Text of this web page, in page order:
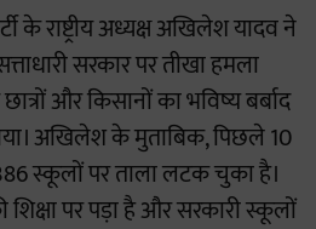
के राष्ट्रीय अध्यक्ष अखिलेश यादव ने
सरकार पर तीखा हमला
और किसानों का भविष्य बर्बाद
अखिलेश के मुताबिक, पिछले 10
स्कूलों पर ताला लटक चुका है।
पर पड़ा है और सरकारी स्कूलों